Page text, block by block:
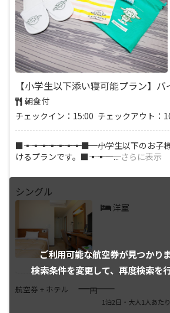
【小学生以下添い寝可能プラン】
朝食付
チェックイン：15:00 チェックアウト：
■―――▪―――▪―――▪―――▪―――▪―――▪―――▪―――■ 小学生以下
けるプランです。■―――▪―――▪―...さらに表示
ご利用可能な航空券が見つかり
検索条件を変更して、 再度検索を
シングル
洋室
航空券 + ホテル ――――円
1泊2日・大人1人あたり